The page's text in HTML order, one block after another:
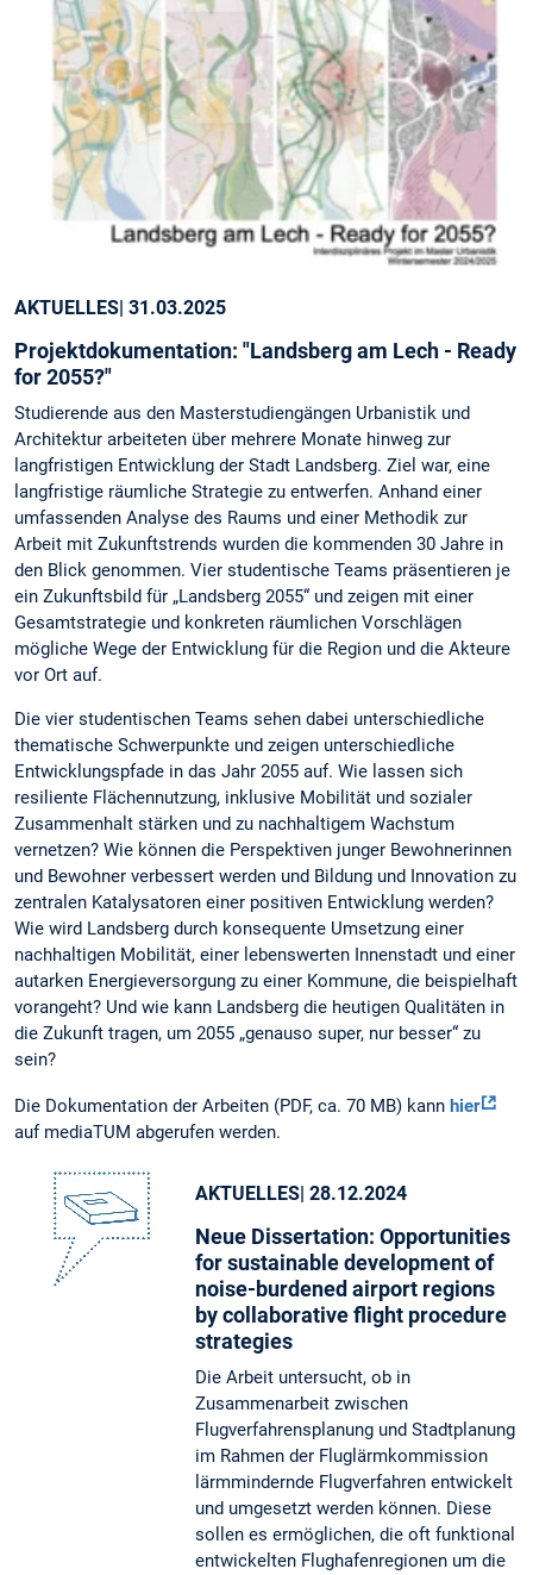
AKTUELLES| 31.03.2025
Projektdokumentation: "Landsberg am Lech - Ready
for 2055?"
Studierende aus den Masterstudiengängen Urbanistik und
Architektur arbeiteten über mehrere Monate hinweg zur
langfristigen Entwicklung der Stadt Landsberg. Ziel war, eine
langfristige räumliche Strategie zu entwerfen. Anhand einer
umfassenden Analyse des Raums und einer Methodik zur
Arbeit mit Zukunftstrends wurden die kommenden 30 Jahre in
den Blick genommen. Vier studentische Teams präsentieren je
ein Zukunftsbild für „Landsberg 2055“ und zeigen mit einer
Gesamtstrategie und konkreten räumlichen Vorschlägen
mögliche Wege der Entwicklung für die Region und die Akteure
vor Ort auf.
Die vier studentischen Teams sehen dabei unterschiedliche
thematische Schwerpunkte und zeigen unterschiedliche
Entwicklungspfade in das Jahr 2055 auf. Wie lassen sich
resiliente Flächennutzung, inklusive Mobilität und sozialer
Zusammenhalt stärken und zu nachhaltigem Wachstum
vernetzen? Wie können die Perspektiven junger Bewohnerinnen
und Bewohner verbessert werden und Bildung und Innovation zu
zentralen Katalysatoren einer positiven Entwicklung werden?
Wie wird Landsberg durch konsequente Umsetzung einer
nachhaltigen Mobilität, einer lebenswerten Innenstadt und einer
autarken Energieversorgung zu einer Kommune, die beispielhaft
vorangeht? Und wie kann Landsberg die heutigen Qualitäten in
die Zukunft tragen, um 2055 „genauso super, nur besser“ zu
sein?
Die Dokumentation der Arbeiten (PDF, ca. 70 MB) kann hier
auf mediaTUM abgerufen werden.
AKTUELLES | 28.12.2024
Neue Dissertation: Opportunities
for sustainable development of
noise-burdened airport regions
by collaborative flight procedure
strategies
Die Arbeit untersucht, ob in
Zusammenarbeit zwischen
Flugverfahrensplanung und Stadtplanung
im Rahmen der Fluglärmkommission
lärmmindernde Flugverfahren entwickelt
und umgesetzt werden können. Diese
sollen es ermöglichen, die oft funktional
entwickelten Flughafenregionen um die